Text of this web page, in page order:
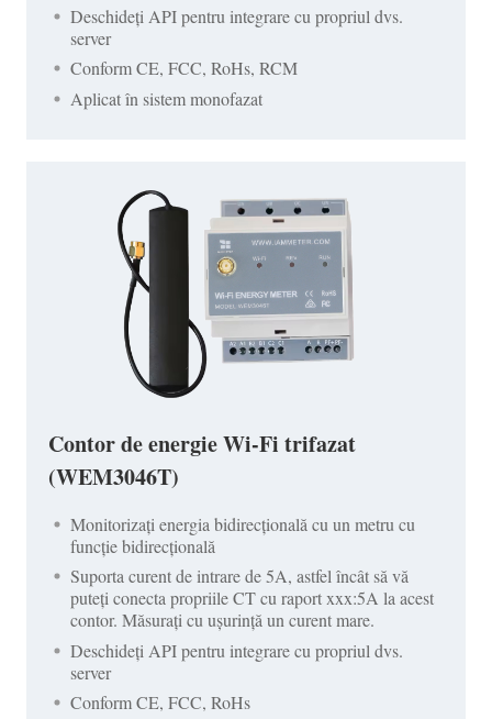
Deschideți API pentru integrare cu propriul dvs.
server
Conform CE, FCC, RoHs, RCM
Aplicat în sistem monofazat
Contor de energie Wi-Fi trifazat
(WEM3046T)
Monitorizați energia bidirecțională cu un metru cu
funcție bidirecțională
Suporta curent de intrare de 5A, astfel încât să vă
puteți conecta propriile CT cu raport xxx:5A la acest
contor. Măsurați cu ușurință un curent mare.
Deschideți API pentru integrare cu propriul dvs.
server
Conform CE, FCC, RoHs